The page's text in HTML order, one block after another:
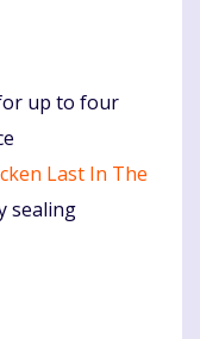
up to four
Last In The
sealing